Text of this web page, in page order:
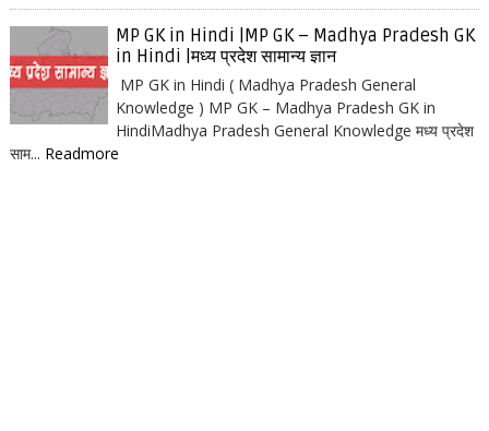
MP GK in Hindi |MP GK – Madhya Pradesh GK
in Hindi |मध्य प्रदेश सामान्य ज्ञान
MP GK in Hindi ( Madhya Pradesh General
Knowledge ) MP GK – Madhya Pradesh GK in
HindiMadhya Pradesh General Knowledge मध्य प्रदेश
साम... Readmore